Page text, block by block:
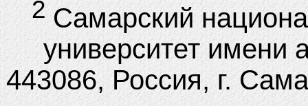
2 Самарский
университет имени
443086, Россия, г.